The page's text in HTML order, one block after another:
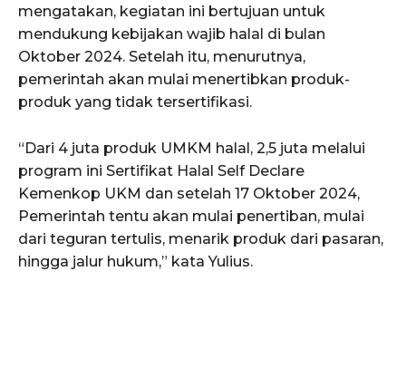
mengatakan, kegiatan ini bertujuan untuk
mendukung kebijakan wajib halal di bulan
Oktober 2024. Setelah itu, menurutnya,
pemerintah akan mulai menertibkan produk-
produk yang tidak tersertifikasi.
“Dari 4 juta produk UMKM halal, 2,5 juta melalui
program ini Sertifikat Halal Self Declare
Kemenkop UKM dan setelah 17 Oktober 2024,
Pemerintah tentu akan mulai penertiban, mulai
dari teguran tertulis, menarik produk dari pasaran,
hingga jalur hukum,” kata Yulius.